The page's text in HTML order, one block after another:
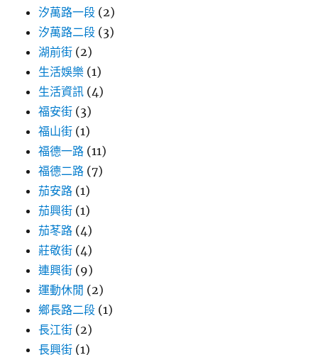
汐萬路一段 (2)
汐萬路二段 (3)
湖前街 (2)
生活娛樂 (1)
生活資訊 (4)
福安街 (3)
福山街 (1)
福德一路 (11)
福德二路 (7)
茄安路 (1)
茄興街 (1)
茄苳路 (4)
莊敬街 (4)
連興街 (9)
運動休閒 (2)
鄉長路二段 (1)
長江街 (2)
長興街 (1)